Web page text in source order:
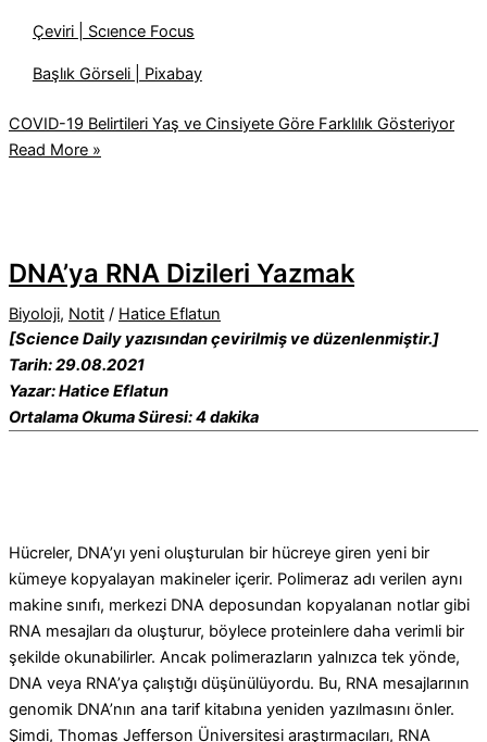
Çeviri | Scıence Focus
Başlık Görseli | Pixabay
COVID-19 Belirtileri Yaş ve Cinsiyete Göre Farklılık Gösteriyor
Read More »
DNA’ya RNA Dizileri Yazmak
Biyoloji, Notit / Hatice Eflatun
[Science Daily yazısından çevirilmiş ve düzenlenmiştir.]
Tarih: 29.08.2021
Yazar: Hatice Eflatun
Ortalama Okuma Süresi: 4 dakika
Hücreler, DNA’yı yeni oluşturulan bir hücreye giren yeni bir
kümeye kopyalayan makineler içerir. Polimeraz adı verilen aynı
makine sınıfı, merkezi DNA deposundan kopyalanan notlar gibi
RNA mesajları da oluşturur, böylece proteinlere daha verimli bir
şekilde okunabilirler. Ancak polimerazların yalnızca tek yönde,
DNA veya RNA’ya çalıştığı düşünülüyordu. Bu, RNA mesajlarının
genomik DNA’nın ana tarif kitabına yeniden yazılmasını önler.
Şimdi, Thomas Jefferson Üniversitesi araştırmacıları, RNA